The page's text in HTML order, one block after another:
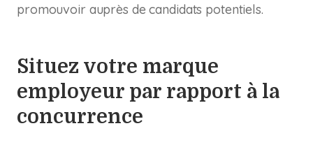
promouvoir auprès de candidats potentiels.
Situez votre marque
employeur par rapport à la
concurrence